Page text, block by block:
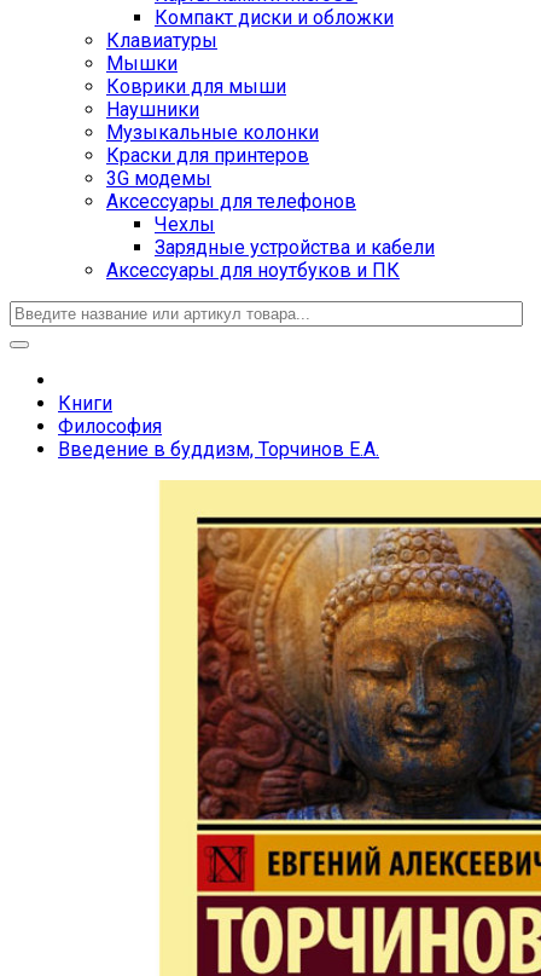
Компакт диски и обложки
Клавиатуры
Мышки
Коврики для мыши
Наушники
Музыкальные колонки
Краски для принтеров
3G модемы
Аксессуары для телефонов
Чехлы
Зарядные устройства и кабели
Аксессуары для ноутбуков и ПК
Книги
Философия
Введение в буддизм, Торчинов Е.А.